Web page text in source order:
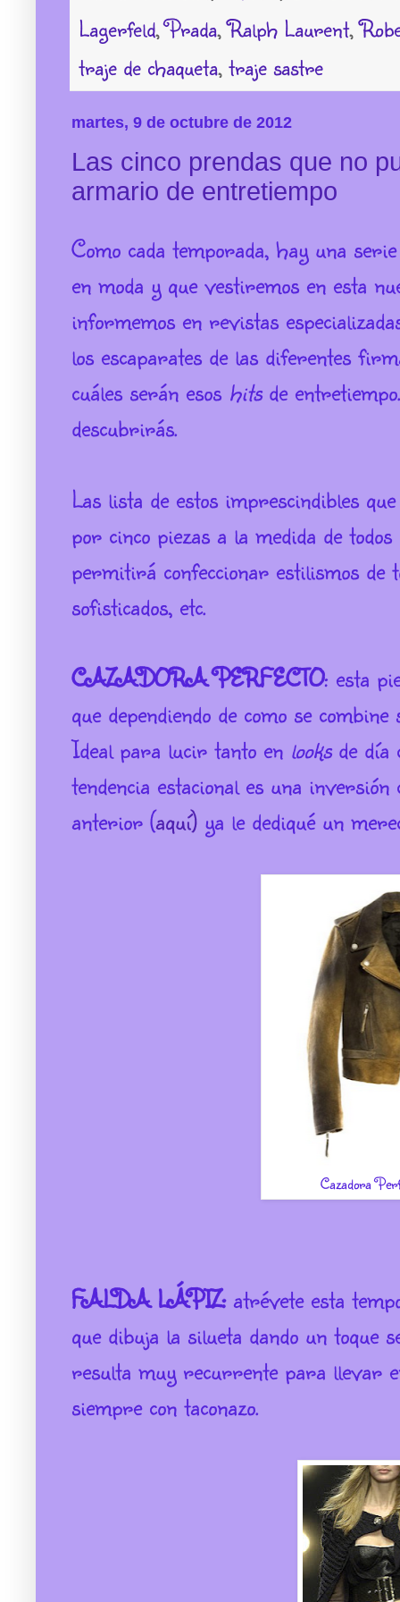
Lagerfeld,Prada,Ralph Laurent,
traje de chaqueta, traje sastre
martes, 9 de octubre de 2012
Las cinco prendas que no
armario de entretiempo
Como cada temporada, hay una
en moda y que vestiremos en esta
informemos en revistas
los escaparates de las diferentes
cuáles serán esos hitsde
descubrirás.
Las lista de estos imprescindibles
por cinco piezas a la medida de
permitirá confeccionar estilismos de
sofisticados, etc.
CAZADORA PERFECTO: esta
que dependiendo de como se
Ideal para lucir tanto en looksde día
tendencia estacional es una
anterior (aquí) ya le dediqué un
Cazadora
FALDA LÁPIZ:atrévete esta
que dibuja la silueta dando un toque
resulta muy recurrente para llevar
siempre con taconazo.